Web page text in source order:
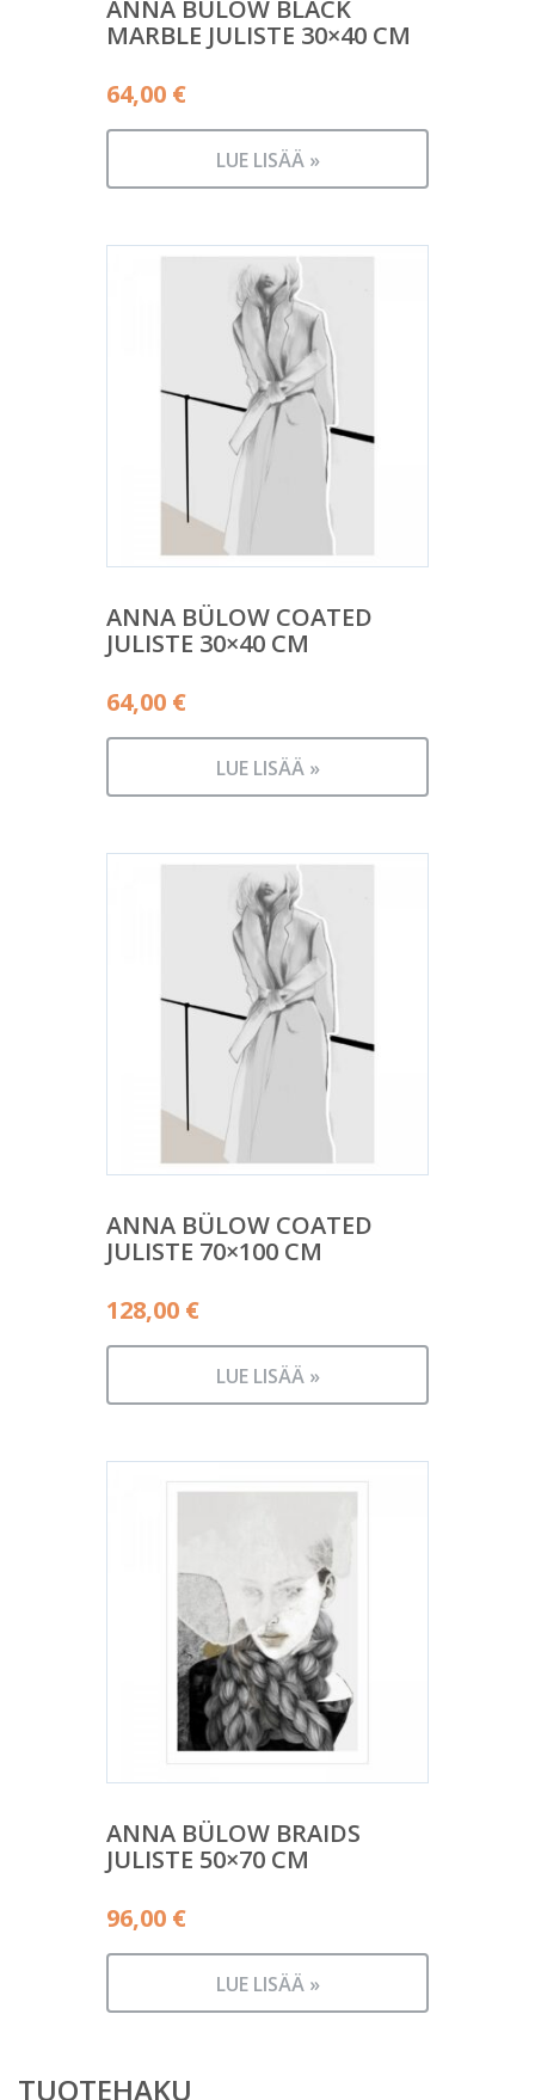
ANNA BÜLOW BLACK
MARBLE JULISTE 30×40 CM
64,00 €
LUE LISÄÄ »
ANNA BÜLOW COATED
JULISTE 30×40 CM
64,00 €
LUE LISÄÄ »
ANNA BÜLOW COATED
JULISTE 70×100 CM
128,00 €
LUE LISÄÄ »
ANNA BÜLOW BRAIDS
JULISTE 50×70 CM
96,00 €
LUE LISÄÄ »
TUOTEHAKU